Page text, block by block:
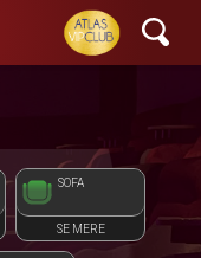
SOFA
SE MERE